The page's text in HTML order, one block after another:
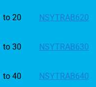
to 20 NSYTRAB620
to 30 NSYTRAB630
to 40 NSYTRAB640